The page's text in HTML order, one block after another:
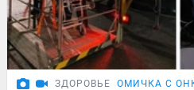
ЗДОРОВЬЕ ОМИЧКА С